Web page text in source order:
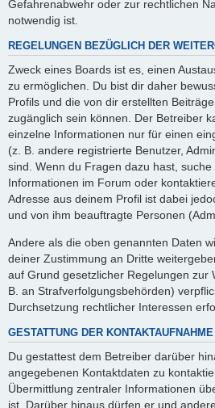
Gefahrenabwehr oder zur rechtlichen
notwendig ist.
REGELUNGEN BEZÜGLICH DER
Zweck eines Boards ist es, einen
zu ermöglichen. Du bist dir daher
Profils und die von dir erstellten
zugänglich sein können. Der Betreiber
einzelne Informationen nur für einen
(z. B. andere registrierte Benutzer,
sind. Wenn du Fragen dazu hast,
Informationen im Forum oder
Adresse aus deinem Profil ist dabei
und von ihm beauftragte Personen
Andere als die oben genannten Daten
deiner Zustimmung an Dritte
auf Grund gesetzlicher Regelungen zur
B. an Strafverfolgungsbehörden)
Durchsetzung rechtlicher Interessen
GESTATTUNG DER KONTAKTAUFNAHME
Du gestattest dem Betreiber darüber
angegebenen Kontaktdaten zu
Übermittlung zentraler Informationen
ist. Darüber hinaus dürfen er und